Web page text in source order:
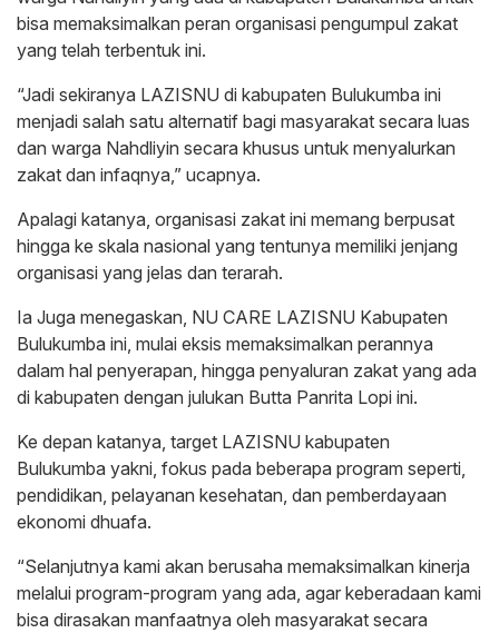
bisa memaksimalkan peran organisasi pengumpul zakat
yang telah terbentuk ini.
“Jadi sekiranya LAZISNU di kabupaten Bulukumba ini
menjadi salah satu alternatif bagi masyarakat secara luas
dan warga Nahdliyin secara khusus untuk menyalurkan
zakat dan infaqnya,” ucapnya.
Apalagi katanya, organisasi zakat ini memang berpusat
hingga ke skala nasional yang tentunya memiliki jenjang
organisasi yang jelas dan terarah.
Ia Juga menegaskan, NU CARE LAZISNU Kabupaten
Bulukumba ini, mulai eksis memaksimalkan perannya
dalam hal penyerapan, hingga penyaluran zakat yang ada
di kabupaten dengan julukan Butta Panrita Lopi ini.
Ke depan katanya, target LAZISNU kabupaten
Bulukumba yakni, fokus pada beberapa program seperti,
pendidikan, pelayanan kesehatan, dan pemberdayaan
ekonomi dhuafa.
“Selanjutnya kami akan berusaha memaksimalkan kinerja
melalui program-program yang ada, agar keberadaan kami
bisa dirasakan manfaatnya oleh masyarakat secara